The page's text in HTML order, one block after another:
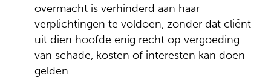
overmacht is verhinderd aan haar
verplichtingen te voldoen, zonder dat cliënt
uit dien hoofde enig recht op vergoeding
van schade, kosten of interesten kan doen
gelden.